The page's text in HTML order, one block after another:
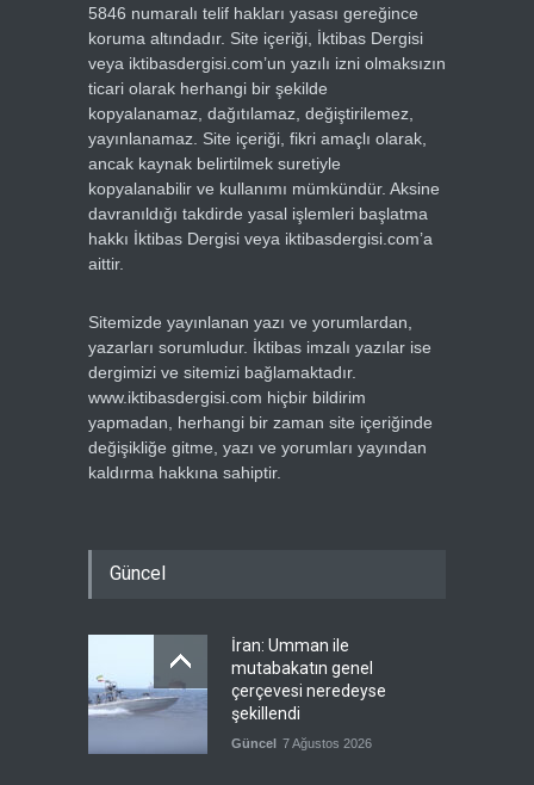
5846 numaralı telif hakları yasası gereğince
koruma altındadır. Site içeriği, İktibas Dergisi
veya iktibasdergisi.com’un yazılı izni olmaksızın
ticari olarak herhangi bir şekilde
kopyalanamaz, dağıtılamaz, değiştirilemez,
yayınlanamaz. Site içeriği, fikri amaçlı olarak,
ancak kaynak belirtilmek suretiyle
kopyalanabilir ve kullanımı mümkündür. Aksine
davranıldığı takdirde yasal işlemleri başlatma
hakkı İktibas Dergisi veya iktibasdergisi.com’a
aittir.
Sitemizde yayınlanan yazı ve yorumlardan,
yazarları sorumludur. İktibas imzalı yazılar ise
dergimizi ve sitemizi bağlamaktadır.
www.iktibasdergisi.com hiçbir bildirim
yapmadan, herhangi bir zaman site içeriğinde
değişikliğe gitme, yazı ve yorumları yayından
kaldırma hakkına sahiptir.
Güncel
İran: Umman ile
mutabakatın genel
çerçevesi neredeyse
şekillendi
Güncel 7 Ağustos 2026